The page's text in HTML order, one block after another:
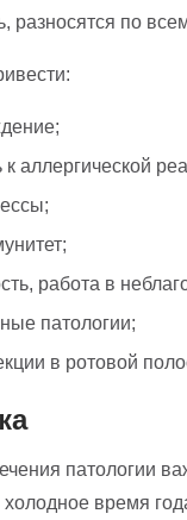
разносятся по
к аллергической
работа в
патологии;
в ротовой
патологии
время